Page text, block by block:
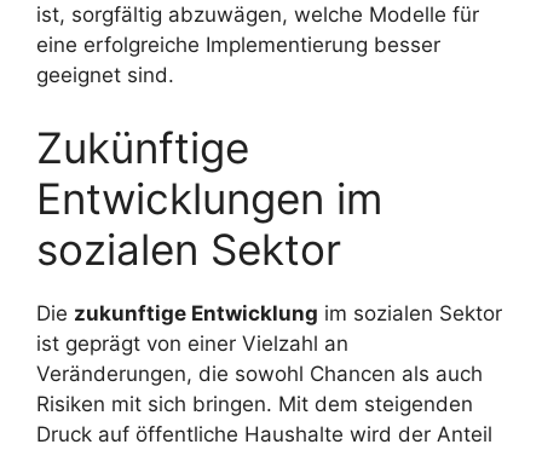
ist, sorgfältig abzuwägen, welche Modelle für
eine erfolgreiche Implementierung besser
geeignet sind.
Zukünftige
Entwicklungen im
sozialen Sektor
Die zukunftige Entwicklung im sozialen Sektor
ist geprägt von einer Vielzahl an
Veränderungen, die sowohl Chancen als auch
Risiken mit sich bringen. Mit dem steigenden
Druck auf öffentliche Haushalte wird der Anteil